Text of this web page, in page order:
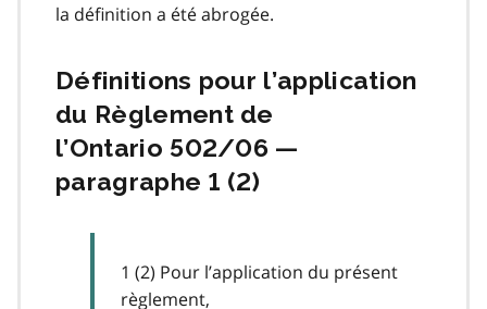
la définition a été abrogée.
Définitions pour l’application
du Règlement de
l’Ontario 502/06 —
paragraphe 1 (2)
1 (2) Pour l’application du présent
règlement,